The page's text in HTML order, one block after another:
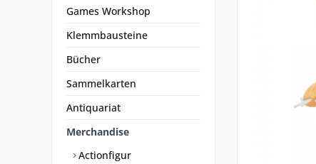
Games Workshop
Klemmbausteine
Bücher
Sammelkarten
Antiquariat
Merchandise
Actionfigur